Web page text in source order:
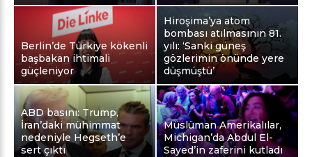
Berlin’de Türkiye kökenli
başbakan ihtimali
güçleniyor
Hiroşima’ya atom
bombası atılmasının 81.
yılı: ‘Sanki güneş
gözlerimin önünde yere
düşmüştü’
ABD basını: Trump,
İran’daki mühimmat
nedeniyle Hegseth’e
sert çıktı
Müslüman Amerikalılar,
Michigan’da Abdul El-
Sayed’in zaferini kutladı